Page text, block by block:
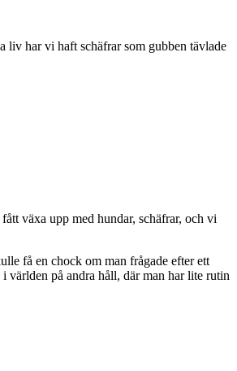
liv har vi haft schäfrar som gubben tävlade
växa upp med hundar, schäfrar, och vi
få en chock om man frågade efter ett
världen på andra håll, där man har lite rutin